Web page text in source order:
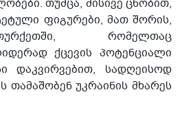
თუმცა, მისივე ცნობით,
ფიგურები, მათ შორის,
რომელთაც
ქცევის პოტენციალი
დაკვირვებით, სადღეისოდ
უკრაინის მხარეს